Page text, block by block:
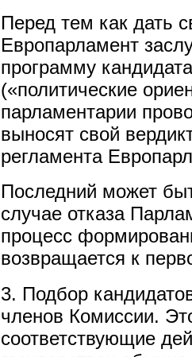
Перед тем как дать
Европарламент
программу
(«политические
парламентарии
выносят свой
регламента
Последний может
случае отказа
процесс
возвращается к
3. Подбор
членов Комиссии.
соответствующие